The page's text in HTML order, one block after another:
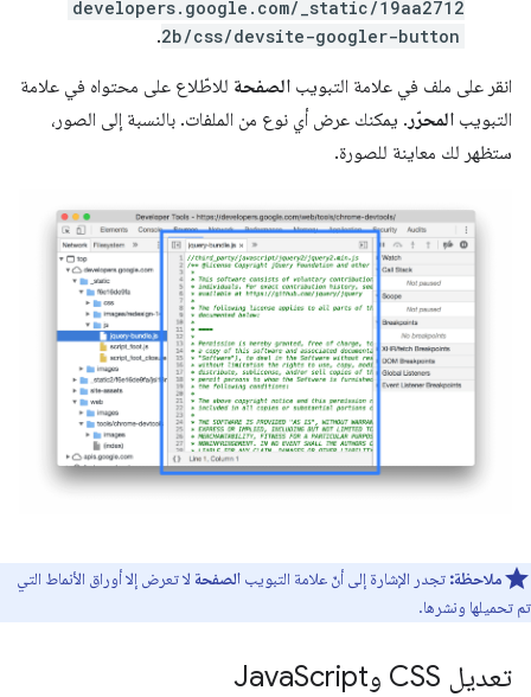
developers.google.com/_static/19aa2712
2b/css/devsite-googler-button
.
انقر على ملف في علامة التبويب الصفحة للاطّلاع على محتواه في علامة
التبويب المحرّر . يمكنك عرض أي نوع من الملفات. بالنسبة إلى الصور،
ستظهر لك معاينة للصورة.
ملاحظة: تجدر الإشارة إلى أنّ علامة التبويب الصفحة لا تعرض إلا أوراق الأنماط التي
تم تحميلها ونشرها.
تعديل CSS وJava Script